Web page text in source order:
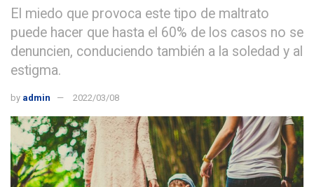
El miedo que provoca este tipo de maltrato
puede hacer que hasta el 60% de los casos no se
denuncien, conduciendo también a la soledad y al
estigma.
by admin 2022/03/08